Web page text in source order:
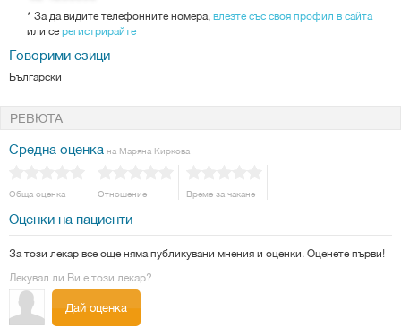
* За да видите телефонните номера, влезте със своя профил в сайта
или серегистрирайте
Говорими езици
Български
РЕВЮТА
Средна оценка на Маряна Киркова
Обща оценка Отношение Време за чакане
Оценки на пациенти
За този лекар все още няма публикувани мнения и оценки. Оценете първи!
Лекувал ли Ви е този лекар?
Дай оценка